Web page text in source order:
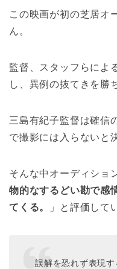
この映画が初の芝居オ
ん。
監督、スタッフらによ
し、異例の抜てきを勝
三島有紀子監督は確信
で撮影には入らないと
そんな中オーディショ
物的なするどい勘で感
てくる。
」と評価して
誤解を恐れず表現